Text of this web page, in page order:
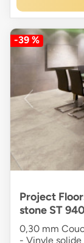
-39 %
Project
stone ST
0,30 mm
- Vinyle